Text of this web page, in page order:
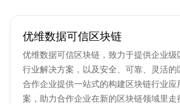
优维数据可信区块链
优维数据可信区块链，致力于提供企业级
行业解决方案，以及安全、可靠、灵活的
合作企业提供一站式的构建区块链行业应
案，助力合作企业在新的区块链领域里走